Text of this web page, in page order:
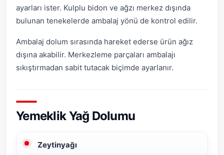
ayarları ister. Kulplu bidon ve ağzı merkez dışında
bulunan tenekelerde ambalaj yönü de kontrol edilir.
Ambalaj dolum sırasında hareket ederse ürün ağız
dışına akabilir. Merkezleme parçaları ambalajı
sıkıştırmadan sabit tutacak biçimde ayarlanır.
Yemeklik Yağ Dolumu
Zeytinyağı